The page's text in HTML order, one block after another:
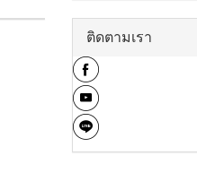
ติดตามเรา